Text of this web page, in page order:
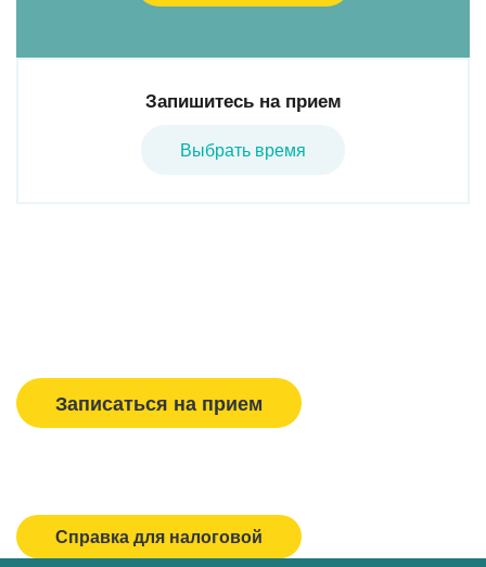
Запишитесь на прием
Выбрать время
Записаться на прием
Справка для налоговой